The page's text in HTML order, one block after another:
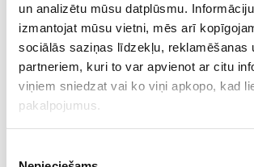
un analizētu mūsu datplūsmu.
izmantojat mūsu vietni, mēs arī
sociālās saziņas līdzekļu, reklamēšanas
partneriem, kuri to var apvienot ar citu
viņiem sniedzat vai ko viņi apkopo, kad
pakalpojumus.
Internetinė parduotuvė su
kainomis ir kokybiškomis prekėmis,
klientų pasitenkinimas yra mūsų
vertybė.
Viskas Tavo namams